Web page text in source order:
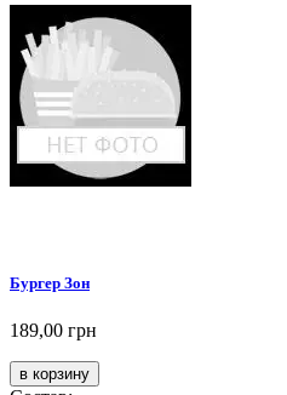
Бургер Зон
189,00 грн